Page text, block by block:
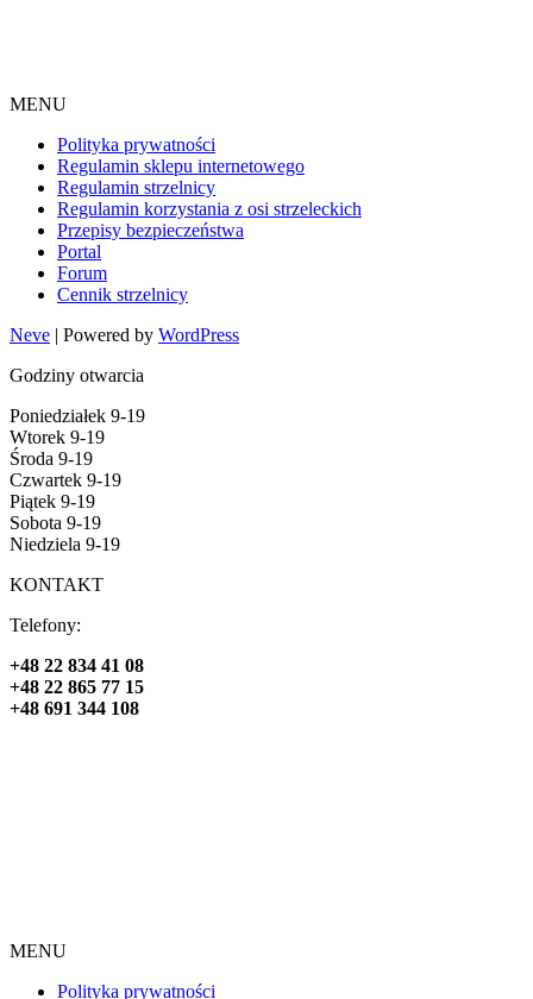
MENU
Polityka prywatności
Regulamin sklepu internetowego
Regulamin strzelnicy
Regulamin korzystania z osi strzeleckich
Przepisy bezpieczeństwa
Portal
Forum
Cennik strzelnicy
Neve | Powered by WordPress
Godziny otwarcia
Poniedziałek 9-19
Wtorek 9-19
Środa 9-19
Czwartek 9-19
Piątek 9-19
Sobota 9-19
Niedziela 9-19
KONTAKT
Telefony:
+48 22 834 41 08
+48 22 865 77 15
+48 691 344 108
MENU
Polityka prywatności